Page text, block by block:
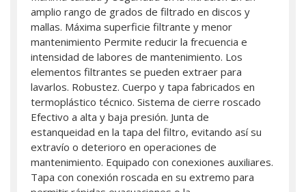
amplio rango de grados de filtrado en discos y
mallas. Máxima superficie filtrante y menor
mantenimiento Permite reducir la frecuencia e
intensidad de labores de mantenimiento. Los
elementos filtrantes se pueden extraer para
lavarlos. Robustez. Cuerpo y tapa fabricados en
termoplástico técnico. Sistema de cierre roscado
Efectivo a alta y baja presión. Junta de
estanqueidad en la tapa del filtro, evitando así su
extravío o deterioro en operaciones de
mantenimiento. Equipado con conexiones auxiliares.
Tapa con conexión roscada en su extremo para